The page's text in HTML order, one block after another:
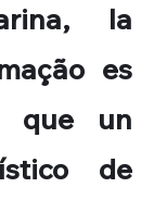
la
es
que un
de